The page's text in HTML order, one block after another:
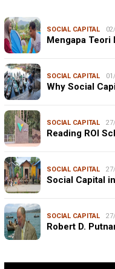
SOCIAL CAPITAL
Mengapa Teori
SOCIAL CAPITAL
Why Social
SOCIAL CAPITAL
Reading ROI
SOCIAL CAPITAL
Social Capital
SOCIAL CAPITAL
Robert D.